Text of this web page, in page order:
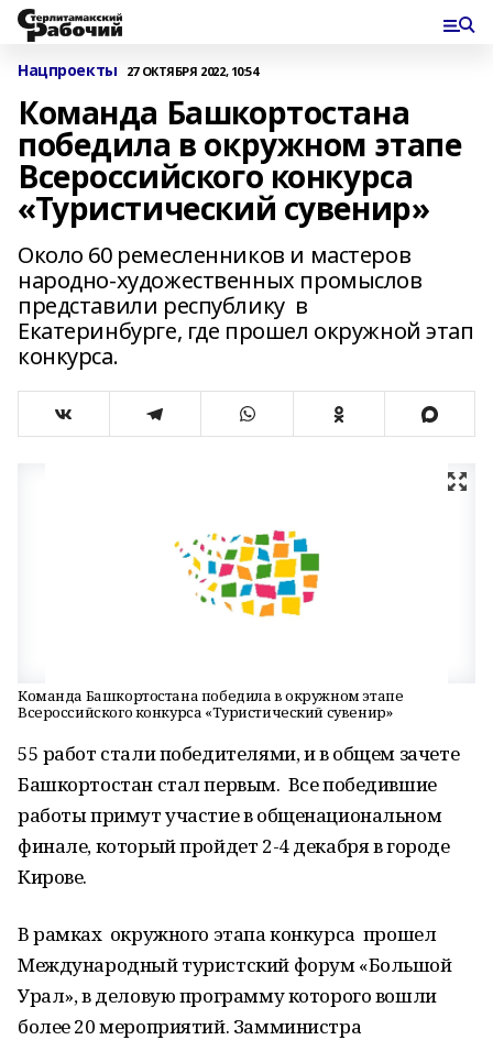
Нацпроекты 27 ОКТЯБРЯ 2022, 10:54
Команда Башкортостана
победила в окружном этапе
Всероссийского конкурса
«Туристический сувенир»
Около 60 ремесленников и мастеров
народно-художественных промыслов
представили республику в
Екатеринбурге, где прошел окружной этап
конкурса.
Команда Башкортостана победила в окружном этапе
Всероссийского конкурса «Туристический сувенир»
55 работ стали победителями, и в общем зачете
Башкортостан стал первым. Все победившие
работы примут участие в общенациональном
финале, который пройдет 2-4 декабря в городе
Кирове.
В рамках окружного этапа конкурса прошел
Международный туристский форум «Большой
Урал», в деловую программу которого вошли
более 20 мероприятий. Замминистра